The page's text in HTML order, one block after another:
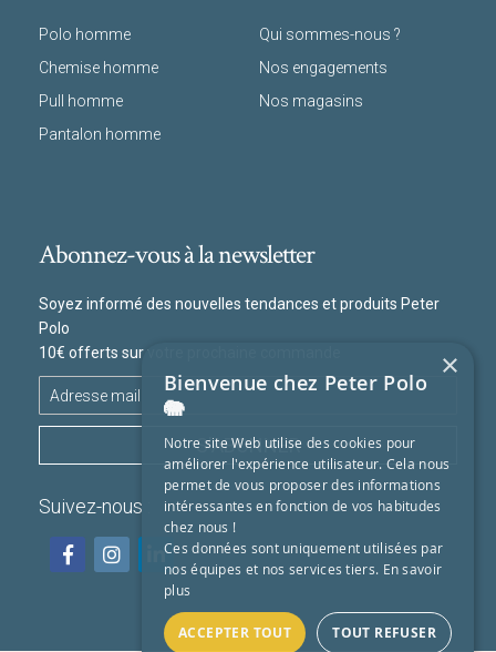
Polo homme
Chemise homme
Pull homme
Pantalon homme
Qui sommes-nous ?
Nos engagements
Nos magasins
Abonnez-vous à la newsletter
Soyez informé des nouvelles tendances et produits Peter
Polo
10€ offerts sur votre prochaine commande
S'ABONNER
Suivez-nous :
×
Bienvenue chez Peter Polo
🐘
Notre site Web utilise des cookies pour
améliorer l'expérience utilisateur. Cela nous
permet de vous proposer des informations
intéressantes en fonction de vos habitudes
chez nous !
Ces données sont uniquement utilisées par
nos équipes et nos services tiers. En savoir
plus
ACCEPTER TOUT TOUT REFUSER